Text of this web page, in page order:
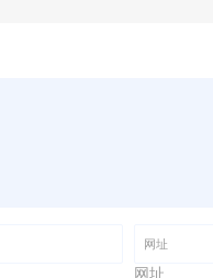
网址